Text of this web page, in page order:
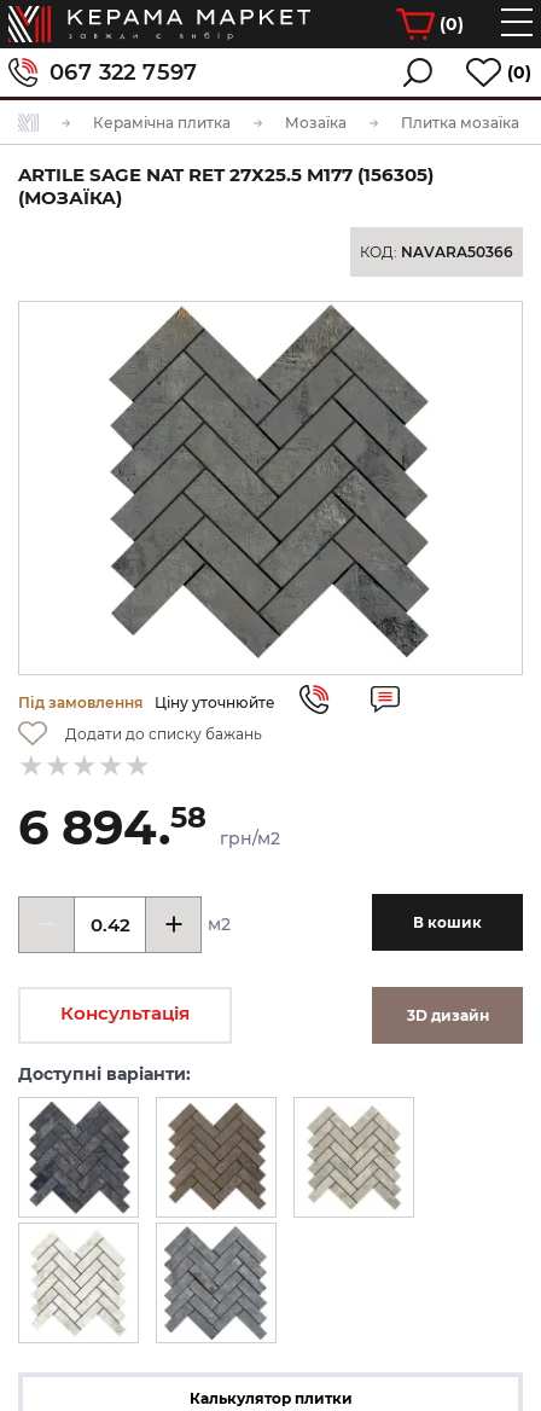
(0)
067 322 7597 (0)
Керамічна плитка Мозаїка Плитка мозаїка
ARTILE SAGE NAT RET 27Х25.5 M177 (156305)
(МОЗАЇКА)
КОД: NAVARA50366
Під замовлення
Ціну уточнюйте
Додати до списку бажань
6 894.58
грн/м2
м2 В кошик
Консультація 3D дизайн
Доступні варіанти:
Калькулятор плитки